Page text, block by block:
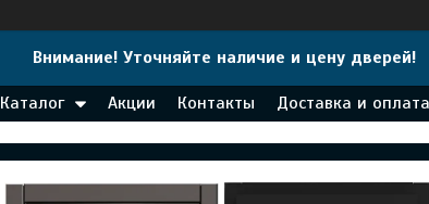
Внимание! Уточняйте наличие и цену дверей!
Каталог Акции Контакты Доставка и оплата